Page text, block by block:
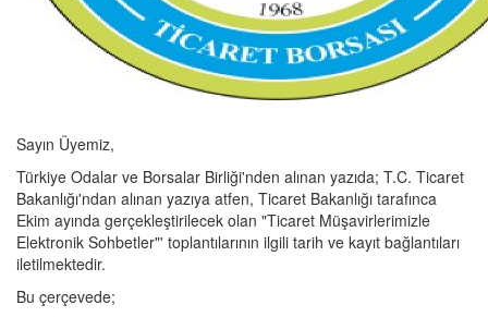
Sayın Üyemiz,
Türkiye Odalar ve Borsalar Birliği'nden alınan yazıda; T.C. Ticaret
Bakanlığı'ndan alınan yazıya atfen, Ticaret Bakanlığı tarafınca
Ekim ayında gerçekleştirilecek olan "Ticaret Müşavirlerimizle
Elektronik Sohbetler"' toplantılarının ilgili tarih ve kayıt bağlantıları
iletilmektedir.
Bu çerçevede;